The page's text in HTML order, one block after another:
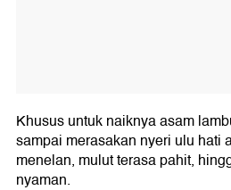
Khusus untuk naiknya asam
sampai merasakan nyeri ulu hati
menelan, mulut terasa pahit,
nyaman.